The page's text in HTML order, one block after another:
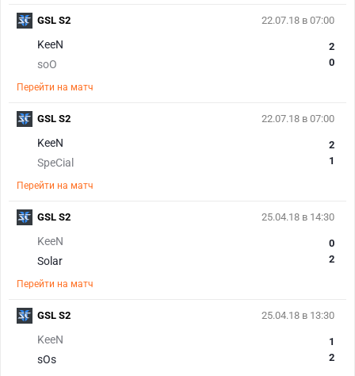
22.07.18 в 07:00
KeeN
soO
2
0
Перейти на матч
GSL S2
22.07.18 в 07:00
KeeN
SpeCial
2
1
Перейти на матч
GSL S2
25.04.18 в 14:30
KeeN
Solar
0
2
Перейти на матч
GSL S2
25.04.18 в 13:30
KeeN
sOs
1
2
GSL S2